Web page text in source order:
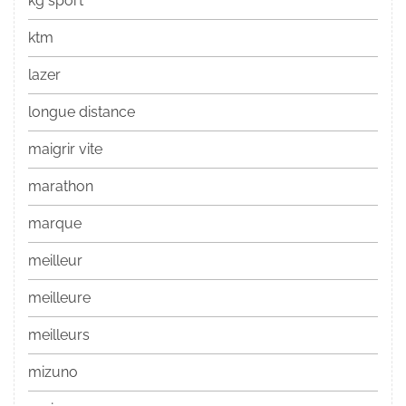
ktm
lazer
longue distance
maigrir vite
marathon
marque
meilleur
meilleure
meilleurs
mizuno